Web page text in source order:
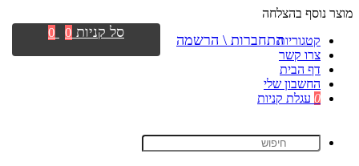
מוצר נוסף בהצלחה
קטגוריות
צרו קשר
דף הבית
החשבון שלי
0 עגלת קניות
התחברות \ הרשמה סל קניות 0
0